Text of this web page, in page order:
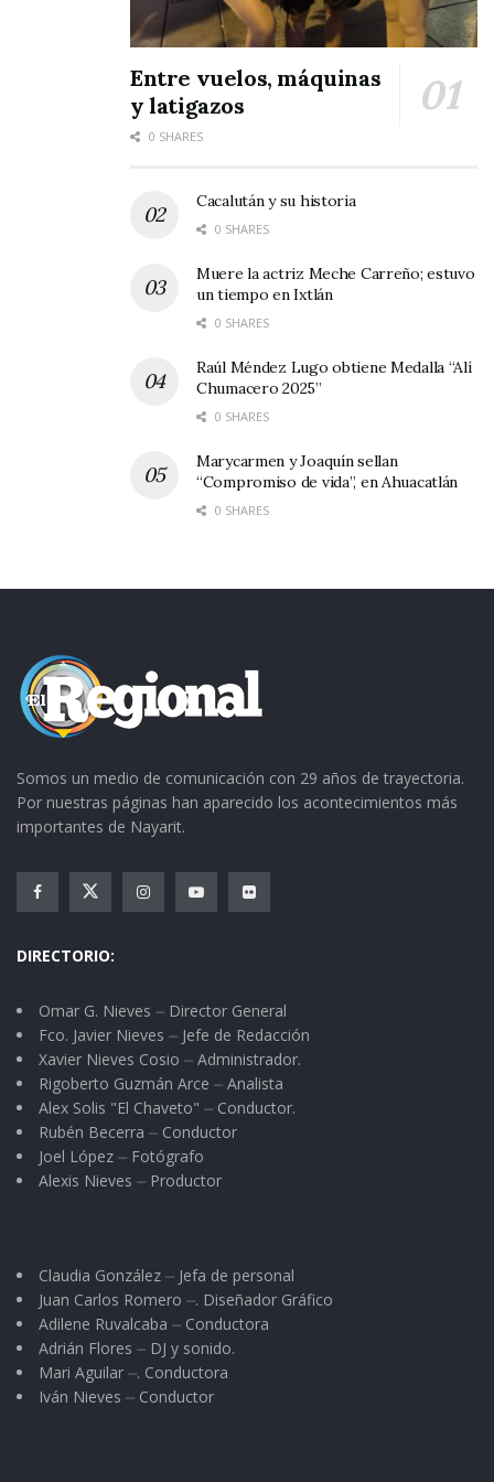
Entre vuelos, máquinas
y latigazos
0 SHARES
Cacalután y su historia
0 SHARES
Muere la actriz Meche Carreño; estuvo
un tiempo en Ixtlán
0 SHARES
Raúl Méndez Lugo obtiene Medalla “Alí
Chumacero 2025”
0 SHARES
Marycarmen y Joaquín sellan
“Compromiso de vida”, en Ahuacatlán
0 SHARES
Somos un medio de comunicación con 29 años de trayectoria.
Por nuestras páginas han aparecido los acontecimientos más
importantes de Nayarit.
DIRECTORIO:
Omar G. Nieves ⏤ Director General
Fco. Javier Nieves ⏤ Jefe de Redacción
Xavier Nieves Cosio ⏤ Administrador.
Rigoberto Guzmán Arce ⏤ Analista
Alex Solis "El Chaveto" ⏤ Conductor.
Rubén Becerra ⏤ Conductor
Joel López ⏤ Fotógrafo
Alexis Nieves ⏤ Productor
Claudia González ⏤ Jefa de personal
Juan Carlos Romero ⏤. Diseñador Gráfico
Adilene Ruvalcaba ⏤ Conductora
Adrián Flores ⏤ DJ y sonido.
Mari Aguilar ⏤. Conductora
Iván Nieves ⏤ Conductor